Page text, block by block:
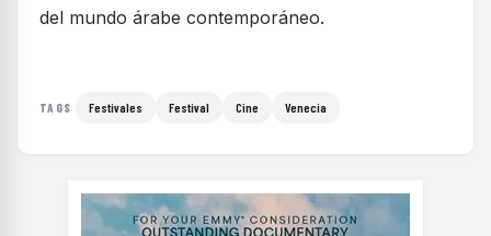
del mundo árabe contemporáneo.
TAGS Festivales Festival Cine Venecia